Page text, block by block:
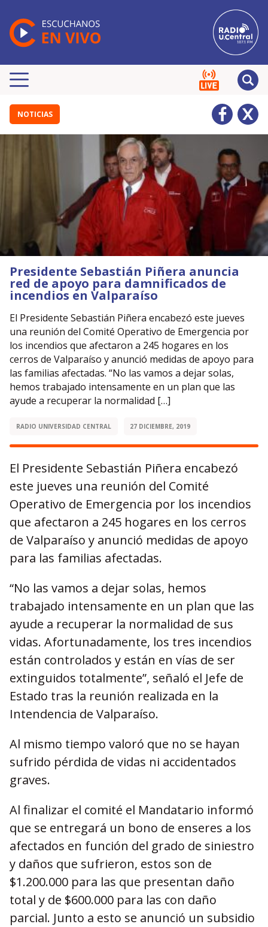
NOTICIAS
Presidente Sebastián Piñera anuncia
red de apoyo para damnificados de
incendios en Valparaíso
El Presidente Sebastián Piñera encabezó este jueves
una reunión del Comité Operativo de Emergencia por
los incendios que afectaron a 245 hogares en los
cerros de Valparaíso y anunció medidas de apoyo para
las familias afectadas. “No las vamos a dejar solas,
hemos trabajado intensamente en un plan que las
ayude a recuperar la normalidad […]
RADIO UNIVERSIDAD CENTRAL 27 DICIEMBRE, 2019
El Presidente Sebastián Piñera encabezó
este jueves una reunión del Comité
Operativo de Emergencia por los incendios
que afectaron a 245 hogares en los cerros
de Valparaíso y anunció medidas de apoyo
para las familias afectadas.
“No las vamos a dejar solas, hemos
trabajado intensamente en un plan que las
ayude a recuperar la normalidad de sus
vidas. Afortunadamente, los tres incendios
están controlados y están en vías de ser
extinguidos totalmente”, señaló el Jefe de
Estado tras la reunión realizada en la
Intendencia de Valparaíso.
Al mismo tiempo valoró que no se hayan
sufrido pérdida de vidas ni accidentados
graves.
Al finalizar el comité el Mandatario informó
que se entregará un bono de enseres a los
afectados en función del grado de siniestro
y daños que sufrieron, estos son de
$1.200.000 para las que presentan daño
total y de $600.000 para las con daño
parcial. Junto a esto se anunció un subsidio